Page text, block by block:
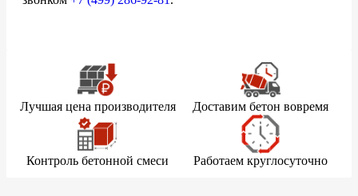
Лучшая цена производителя Доставим бетон вовремя
Контроль бетонной смеси Работаем круглосуточно